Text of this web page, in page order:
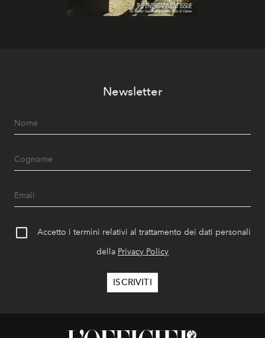
Newsletter
Accetto i termini relativi al trattamento dei dati personali
della Privacy Policy